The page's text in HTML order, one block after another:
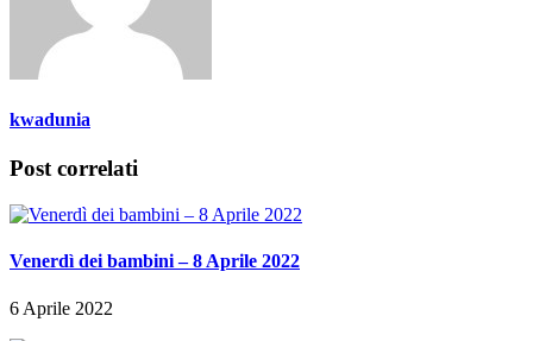
kwadunia
Post correlati
Venerdì dei bambini – 8 Aprile 2022
6 Aprile 2022